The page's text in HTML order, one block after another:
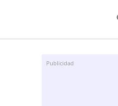
Publicidad